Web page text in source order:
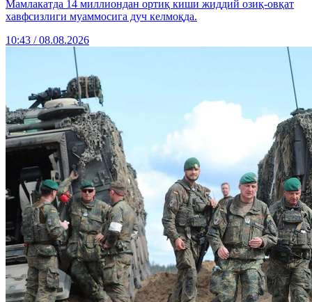
Мамлакатда 14 миллиондан ортиқ киши жиддий озиқ-овқат
хавфсизлиги муаммосига дуч келмоқда.
10:43 / 08.08.2026